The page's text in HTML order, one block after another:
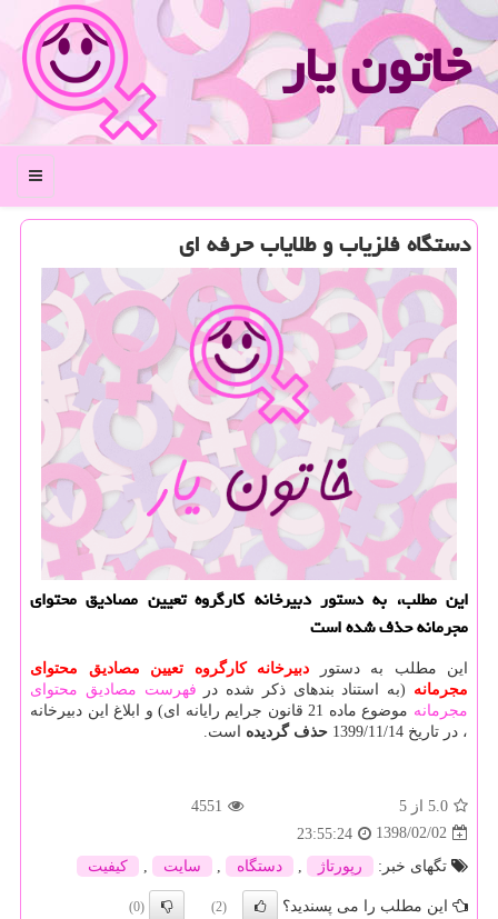
خاتون یار
منو
دستگاه فلزیاب و طلایاب حرفه ای
این مطلب، به دستور دبیرخانه كارگروه تعیین مصادیق محتوای
مجرمانه حذف شده است
این مطلب به دستور دبیرخانه كارگروه تعیین مصادیق محتوای
مجرمانه (به استناد بندهای ذکر شده در فهرست مصادیق محتوای
مجرمانه
موضوع ماده 21 قانون جرایم رایانه ای) و ابلاغ این دبیرخانه
، در تاریخ 1399/11/14
حذف گردیده است.
5.0 از 5
4551
1398/02/02
23:55:24
تگهای خبر:
رپورتاژ دستگاه سایت كیفیت
این مطلب را می پسندید؟ (2)
(0)